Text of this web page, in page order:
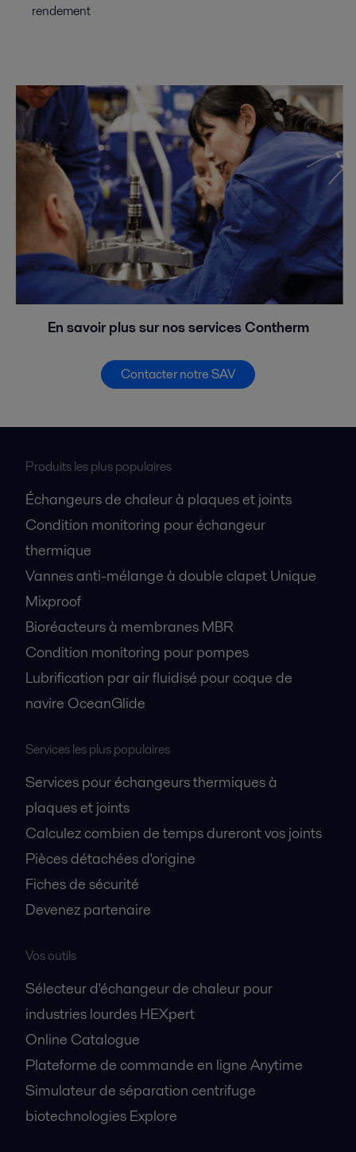
rendement
En savoir plus sur nos services Contherm
Contacter notre SAV
Produits les plus populaires
Échangeurs de chaleur à plaques et joints
Condition monitoring pour échangeur
thermique
Vannes anti-mélange à double clapet Unique
Mixproof
Bioréacteurs à membranes MBR
Condition monitoring pour pompes
Lubrification par air fluidisé pour coque de
navire OceanGlide
Services les plus populaires
Services pour échangeurs thermiques à
plaques et joints
Calculez combien de temps dureront vos joints
Pièces détachées d'origine
Fiches de sécurité
Devenez partenaire
Vos outils
Sélecteur d'échangeur de chaleur pour
industries lourdes HEXpert
Online Catalogue
Plateforme de commande en ligne Anytime
Simulateur de séparation centrifuge
biotechnologies Explore